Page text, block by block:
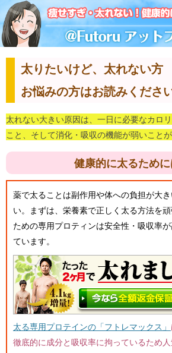
太りたいけど、太れない方
お悩みの方はお読みくださ
太れない大きい原因は、一日に必要なカロ
こと、そして消化・吸収の機能が弱いことが
健康的に太るために
薬で太ることは副作用や体への負担が大
い。まずは、栄養素で正しく太る方法を
ための専用プロティンは安全性・吸収率
ています。
太る専用プロテインの「フトレマックス」
徹底的に成分と吸収率に拘っているため人